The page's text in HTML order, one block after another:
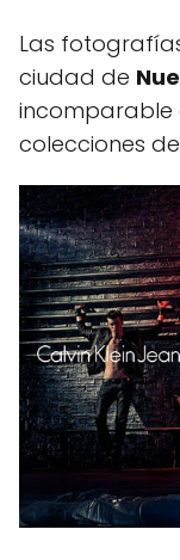
Las
ciudad de
incomparable
colecciones